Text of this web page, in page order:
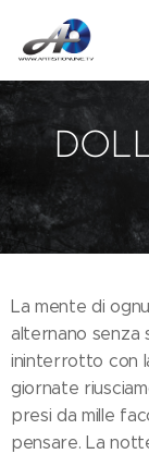
La mente di
alternano senza
ininterrotto con
giornate
presi da mille
pensare. La